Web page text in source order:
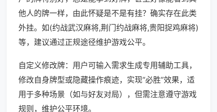
他人的牌一样，由此怀疑是不是有挂？确实存在此类
外挂。如(约战武汉麻将,荆门约战麻将,贵阳捉鸡麻将)
等，建议通过正规途径维护游戏公平。
自定义修改牌：用户可输入需求生成专用辅助工具，
修改自身牌型或隐藏操作痕迹，实现“必胜”效果，适
用于多种场景（如与好友对局），但需注意遵守游戏
规则，维护公平环境。